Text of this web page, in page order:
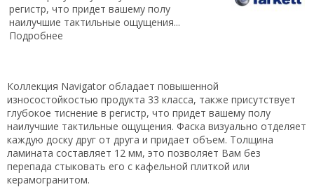
регистр, что придет вашему полу
наилучшие тактильные ощущения...
Подробнее
Коллекция Navigator обладает повышенной
износостойкостью продукта 33 класса, также присутствует
глубокое тиснение в регистр, что придет вашему полу
наилучшие тактильные ощущения. Фаска визуально отделяет
каждую доску друг от друга и придает объем. Толщина
ламината составляет 12 мм, это позволяет Вам без
перепада стыковать его с кафельной плиткой или
керамогранитом.